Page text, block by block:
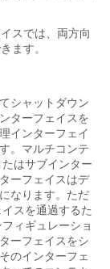
スでは、両方向
ます。
シャットダウン
ターフェイスを
インターフェイ
。マルチコンテ
はサブインター
ーフェイスはデ
なります。ただ
スを通過するた
ィギュレーショ
ーフェイスをシ
のインターフェ